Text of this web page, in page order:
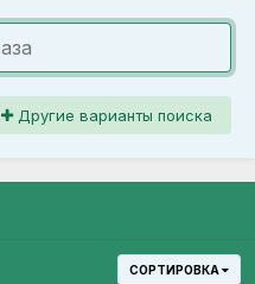
Другие варианты поиска
СОРТИРОВКА